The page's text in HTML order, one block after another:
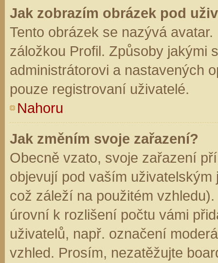
Jak zobrazím obrázek pod
Tento obrázek se nazývá
záložkou Profil. Způsoby jakými
administrátorovi a nastavených
pouze registrovaní uživatelé.
Nahoru
Jak změním svoje zařazení?
Obecně vzato, svoje zařazení
objevují pod vaším
což záleží na použitém
úrovní k rozlišení počtu vámi
uživatelů, např. označení
vzhled. Prosím, nezatěžujte